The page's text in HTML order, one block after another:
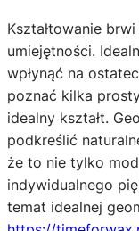
Kształtowanie
umiejętności.
wpłynąć na
poznać kilka
idealny kształt.
podkreślić
że to nie tylko
indywidualnego
temat idealnej